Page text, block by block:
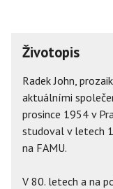
Životopis
Radek John,
aktuálními
prosince 1954 v
studoval v letech
na FAMU.
V 80. letech a na